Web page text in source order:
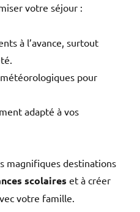
votre séjour :
à l’avance, surtout
pour
adapté à vos
magnifiques destinations
scolaires et à créer
votre famille.